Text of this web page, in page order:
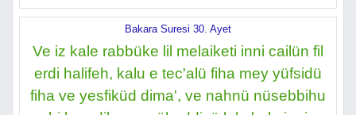
Bakara Suresi 30. Ayet
Ve iz kale rabbüke lil melaiketi inni cailün fil
erdi halifeh, kalu e tec'alü fiha mey yüfsidü
fiha ve yesfiküd dima', ve nahnü nüsebbihu